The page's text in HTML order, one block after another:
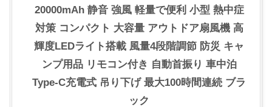
20000mAh 静音 強風 軽量で便利 小型 熱中症
対策 コンパクト 大容量 アウトドア扇風機 高
輝度LEDライト搭載 風量4段階調節 防災 キャ
ンプ用品 リモコン付き 自動首振り 車中泊
Type-C充電式 吊り下げ 最大100時間連続 ブラ
ック